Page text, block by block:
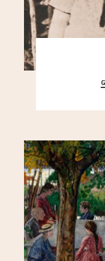
Bli kjent med
ettermæle